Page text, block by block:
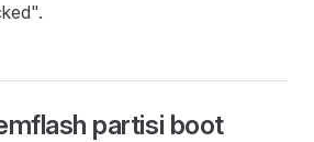
partisi boot